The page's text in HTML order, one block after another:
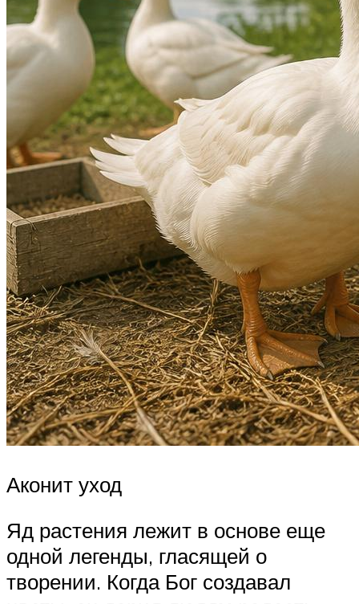
Аконит уход
Яд растения лежит в основе еще
одной легенды, гласящей о
творении. Когда Бог создавал